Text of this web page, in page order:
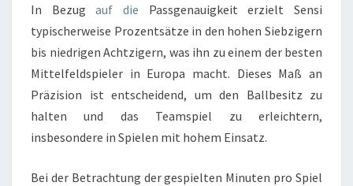
In Bezugauf die Passgenauigkeit erzielt Sensi
typischerweise Prozentsätze in den hohen Siebzigern
bis niedrigen Achtzigern, was ihn zu einem der besten
Mittelfeldspieler in Europa macht. Dieses Maß an
Präzision ist entscheidend, um den Ballbesitz zu
halten und das Teamspiel zu erleichtern,
insbesondere in Spielen mit hohem Einsatz.
Bei der Betrachtung der gespielten Minuten pro Spiel